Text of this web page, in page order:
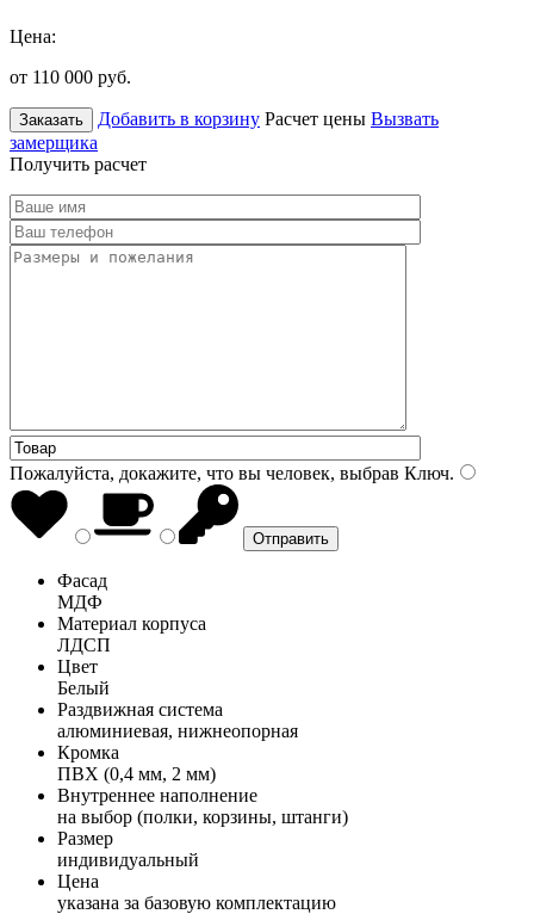
Цена:
от 110 000 руб.
Заказать Добавить в корзину Расчет цены Вызвать
замерщика
Получить расчет
Пожалуйста, докажите, что вы человек, выбрав Ключ.
Фасад
МДФ
Материал корпуса
ЛДСП
Цвет
Белый
Раздвижная система
алюминиевая, нижнеопорная
Кромка
ПВХ (0,4 мм, 2 мм)
Внутреннее наполнение
на выбор (полки, корзины, штанги)
Размер
индивидуальный
Цена
указана за базовую комплектацию